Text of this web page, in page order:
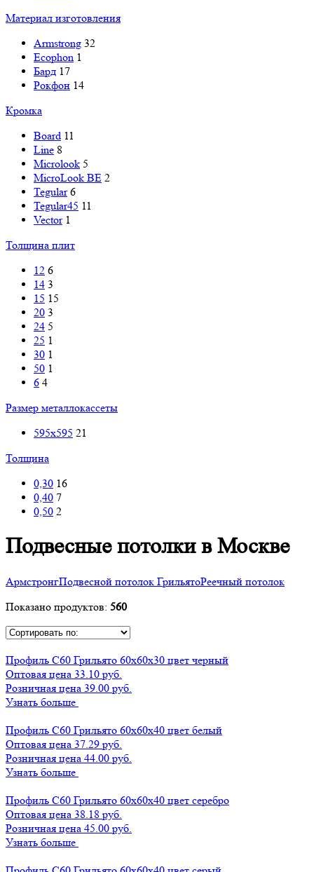
Материал изготовления
Armstrong 32
Ecophon 1
Бард 17
Рокфон 14
Кромка
Board 11
Line 8
Microlook 5
MicroLook BE 2
Tegular 6
Tegular45 11
Vector 1
Толщина плит
12 6
14 3
15 15
20 3
24 5
25 1
30 1
50 1
6 4
Размер металлокассеты
595x595 21
Толщина
0,30 16
0,40 7
0,50 2
Подвесные потолки в Москве
АрмстронгПодвесной потолок ГрильятоРеечный потолок
Показано продуктов: 560
Профиль С60 Грильято 60х60х30 цвет черный
Оптовая цена 33.10 руб.
Розничная цена 39.00 руб.
Узнать больше
Профиль С60 Грильято 60х60х40 цвет белый
Оптовая цена 37.29 руб.
Розничная цена 44.00 руб.
Узнать больше
Профиль С60 Грильято 60х60х40 цвет серебро
Оптовая цена 38.18 руб.
Розничная цена 45.00 руб.
Узнать больше